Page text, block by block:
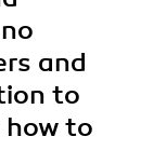
and
to
how to